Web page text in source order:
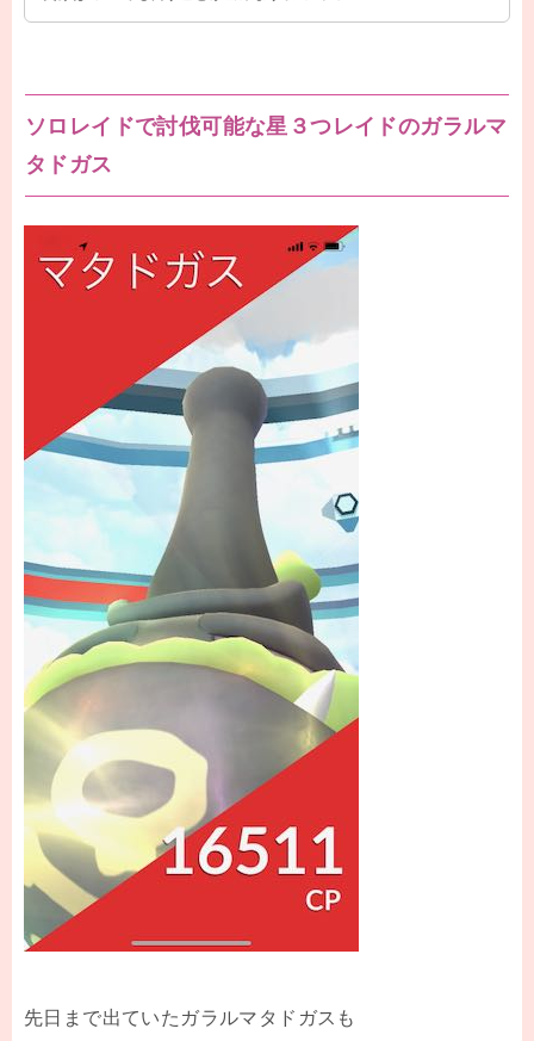
ソロレイドで討伐可能な星３つレイドのガラルマ
タドガス
先日まで出ていたガラルマタドガスも